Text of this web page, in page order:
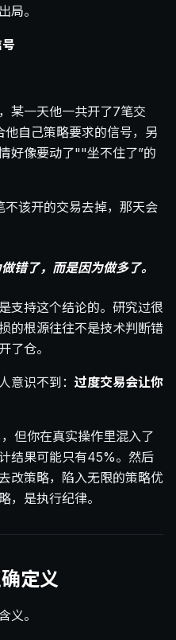
局。
某一天他一共开了7笔交
自己策略要求的信号，另
好像要动了""坐不住了”的
该开的交易去掉，那天会
错了，而是因为做多了。
支持这个结论的。研究过很
的根源往往不是技术判断错
了仓。
意识不到： 过度交易会让你
但你在真实操作里混入了
结果可能只有45%。然后
改策略，陷入无限的策略优
，是执行纪律。
定义
义。